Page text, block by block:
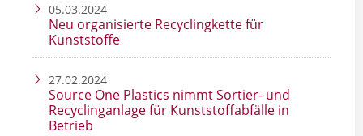
05.03.2024
Neu organisierte Recyclingkette für
Kunststoffe
27.02.2024
Source One Plastics nimmt Sortier- und
Recyclinganlage für Kunststoffabfälle in
Betrieb